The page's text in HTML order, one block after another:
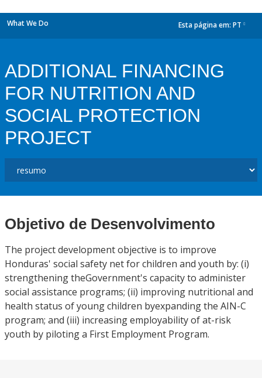
What We Do Esta página em: PT
ADDITIONAL FINANCING
FOR NUTRITION AND
SOCIAL PROTECTION
PROJECT
Objetivo de Desenvolvimento
The project development objective is to improve
Honduras' social safety net for children and youth by: (i)
strengthening theGovernment's capacity to administer
social assistance programs; (ii) improving nutritional and
health status of young children byexpanding the AIN-C
program; and (iii) increasing employability of at-risk
youth by piloting a First Employment Program.